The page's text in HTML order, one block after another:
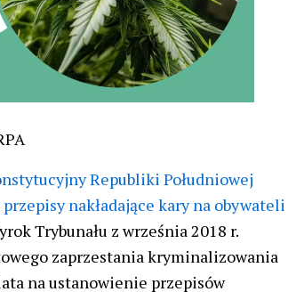
Republiki Południowej
nakładające kary na obywateli
Trybunału z września 2018 r.
zaprzestania kryminalizowania
na ustanowienie przepisów